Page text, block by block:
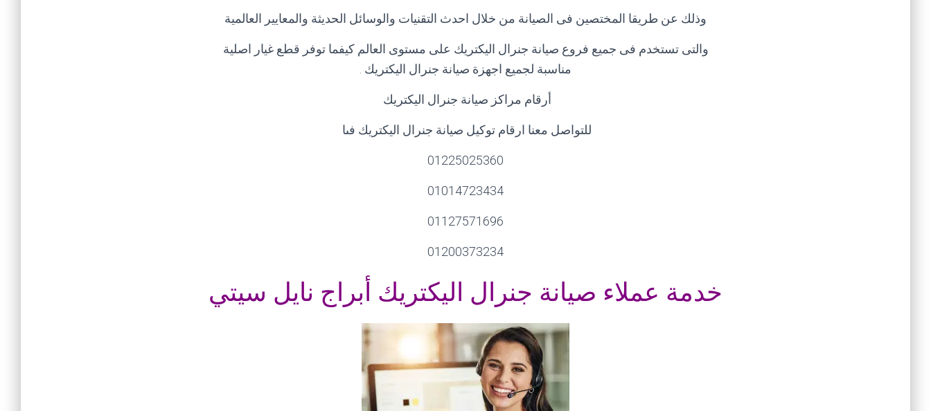
وذلك عن طريقا المختصين فى الصيانة من خلال احدث التقنيات والوسائل الحديثة والمعايير العالمية
والتى تستخدم فى جميع فروع صيانة جنرال اليكتريك على مستوى العالم كيفما توفر قطع غيار اصلية
مناسبة لجميع اجهزة صيانة جنرال اليكتريك
أرقام مراكز صيانة جنرال اليكتريك
للتواصل معنا ارقام توكيل صيانة جنرال اليكتريك فىا
01225025360
01014723434
01127571696
01200373234
خدمة عملاء صيانة جنرال اليكتريك أبراج نايل سيتي